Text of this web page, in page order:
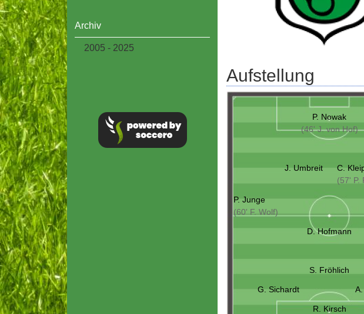
Archiv
2005 - 2025
Aufstellung
P. Nowak
(46' J. von Hof)
J. Umbreit
C.
(57' P.
P. Junge
(60' F. Wolf)
D. Hofmann
S. Fröhlich
G. Sichardt
R. Kirsch